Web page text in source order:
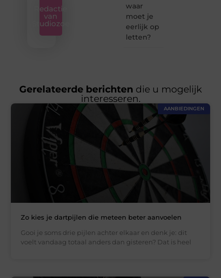
Redactie
van
Studiozoe
waar
moet je
eerlijk op
letten?
Gerelateerde berichten die u mogelijk
interesseren.
AANBIEDINGEN
Zo kies je dartpijlen die meteen beter aanvoelen
Gooi je soms drie pijlen achter elkaar en denk je: dit
voelt vandaag totaal anders dan gisteren? Dat is heel